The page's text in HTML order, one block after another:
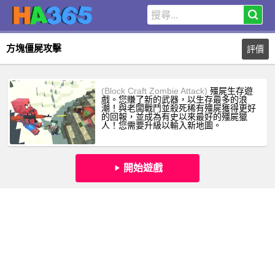
方塊僵屍攻擊 評價
(Block Craft Zombie Attack) 殭屍生存遊
戲。您賺了新的武器，以生存最多的浪
潮！與老闆戰鬥並殺死稀有殭屍獲得更好
的回報，並成為有史以來最好的殭屍獵
人！您需要升級以輸入新地圖。
開始遊戲